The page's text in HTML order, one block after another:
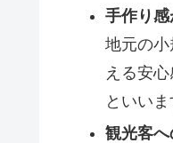
手作り感
地元の
える安
といいま
観光客